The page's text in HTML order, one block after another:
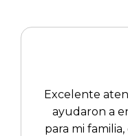
Excelente
ayudaron a
para mi